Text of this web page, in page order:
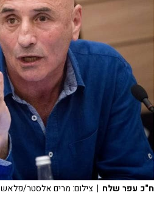
ח"כ עפר שלח | צילום: מרים אלסטר/פלאש90